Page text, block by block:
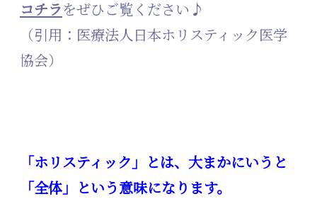
コチラをぜひご覧ください♪
（引用：医療法人日本ホリスティック医学
協会）
「ホリスティック」とは、大まかにいうと
「全体」という意味になります。